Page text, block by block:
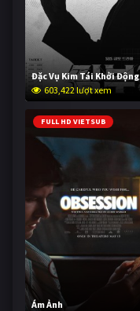
Đặc Vụ Kim Tái Khởi Động
603,422 lượt xem
FULL HD VIETSUB
Ám Ảnh